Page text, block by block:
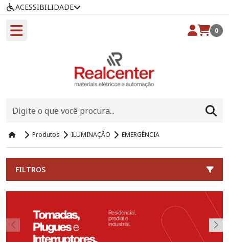
ACESSIBILIDADE
0
Produtos ILUMINAÇÃO EMERGÊNCIA
FILTROS